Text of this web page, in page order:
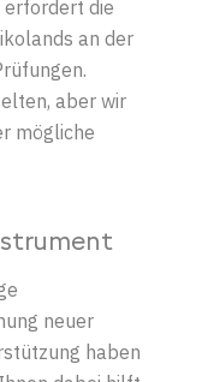
erfordert die
an der
aber wir
mögliche
neuer
haben